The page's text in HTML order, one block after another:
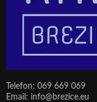
Telefon: 069 669 069
Email: info@brezice.eu